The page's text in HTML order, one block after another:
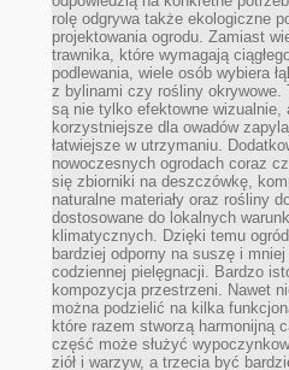
rolę odgrywa także ekologiczne
projektowania ogrodu. Zamiast
trawnika, które wymagają
podlewania, wiele osób wybiera
z bylinami czy rośliny okrywowe.
są nie tylko efektowne wizualnie,
korzystniejsze dla owadów
łatwiejsze w utrzymaniu.
nowoczesnych ogrodach coraz
się zbiorniki na deszczówkę,
naturalne materiały oraz rośliny
dostosowane do lokalnych
klimatycznych. Dzięki temu
bardziej odporny na suszę i
codziennej pielęgnacji. Bardzo
kompozycja przestrzeni. Nawet
można podzielić na kilka
które razem stworzą harmonijną
część może służyć
ziół i warzyw, a trzecia być